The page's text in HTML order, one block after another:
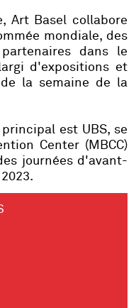
Art Basel collabore
mondiale, des
dans le
d'expositions et
la semaine de la
est UBS, se
Center (MBCC)
journées d'avant-